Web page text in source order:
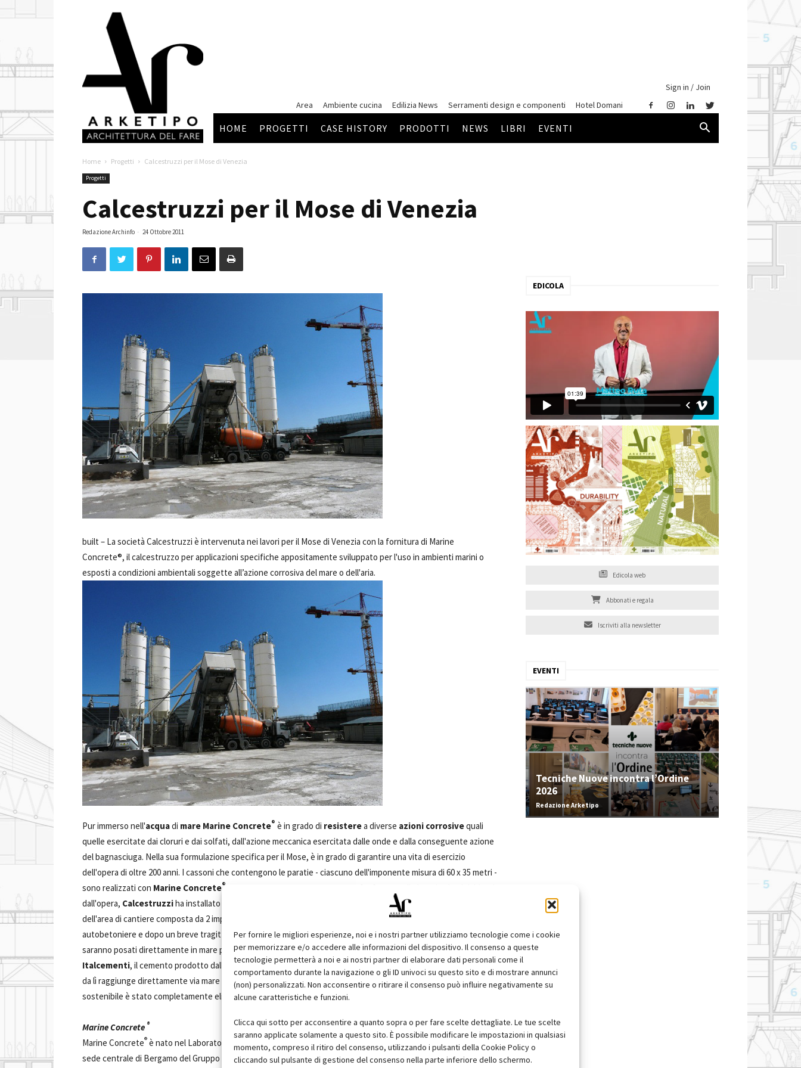
Per fornire le migliori esperienze, noi e i nostri partner utilizziamo tecnologie come i cookie
per memorizzare e/o accedere alle informazioni del dispositivo. Il consenso a queste
tecnologie permetterà a noi e ai nostri partner di elaborare dati personali come il
comportamento durante la navigazione o gli ID univoci su questo sito e di mostrare annunci
(non) personalizzati. Non acconsentire o ritirare il consenso può influire negativamente su
alcune caratteristiche e funzioni.
Clicca qui sotto per acconsentire a quanto sopra o per fare scelte dettagliate. Le tue scelte
saranno applicate solamente a questo sito. È possibile modificare le impostazioni in qualsiasi
momento, compreso il ritiro del consenso, utilizzando i pulsanti della Cookie Policy o
cliccando sul pulsante di gestione del consenso nella parte inferiore dello schermo.
Arketipo
Sign in / Join
Area
Ambiente cucina Edilizia News Serramenti design e componenti Hotel Domani
HOME PROGETTI CASE HISTORY PRODOTTI NEWS LIBRI EVENTI
Home Progetti Calcestruzzi per il Mose di Venezia
Progetti
Calcestruzzi per il Mose di Venezia
Redazione Archinfo - 24 Ottobre 2011
built – La società Calcestruzzi è intervenuta nei lavori per il Mose di Venezia con la fornitura di Marine
Concrete®, il calcestruzzo per applicazioni specifiche appositamente sviluppato per l'uso in ambienti marini o
esposti a condizioni ambientali soggette all’azione corrosiva del mare o dell'aria.
Pur immerso nell'acquadi mare Marine Concrete® è in grado di resisterea diverse azioni corrosivequali
quelle esercitate dai cloruri e dai solfati, dall'azione meccanica esercitata dalle onde e dalla conseguente azione
del bagnasciuga. Nella sua formulazione specifica per il Mose, è in grado di garantire una vita di esercizio
dell'opera di oltre 200 anni. I cassoni che contengono le paratie - ciascuno dell'imponente misura di 60 x 35 metri -
sono realizzati con Marine Concrete®
dall'opera, Calcestruzziha installato una
sul litorale dell'isola di Pellestrina all'interno
dell'area di cantiere composta da 2 impianti mobili. Il
viene immesso a ciclo continuo nelle
autobetoniere e dopo un breve tragitto viene scaricato direttamente nei cassoni. Una volta stagionati, i cassoni
saranno posati direttamente in mare per la realizzazione dell'opera. Grazie al dispositivo industriale delGruppo
Italcementi, il cemento prodotto dalle cementerie di Calusco d'Adda (Bg) e Trieste arriva al Porto Marghera e
da lì raggiunge direttamente via mare l'impianto di produzione del calcestruzzo. Grazie a questa scelta
sostenibile è stato completamente eliminato il traffico su ferry boat e su strada.
Marine Concrete ®
Marine Concrete® è nato nel Laboratorio di Brindisi una struttura collegata al Centro Ricerca e Innovazione della
sede centrale di Bergamo del Gruppo Italcementi. È un centro dedicato allo sviluppo di tecniche e materiali per
EDICOLA
Edicola web
Abbonati e regala
Iscriviti alla newsletter
EVENTI
Tecniche Nuove incontra l’Ordine
2026
Redazione Arketipo